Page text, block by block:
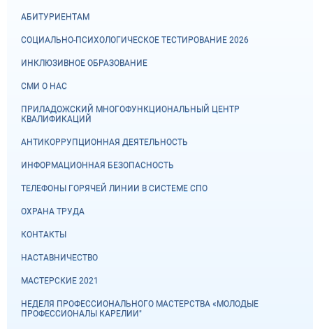
АБИТУРИЕНТАМ
СОЦИАЛЬНО-ПСИХОЛОГИЧЕСКОЕ ТЕСТИРОВАНИЕ 2026
ИНКЛЮЗИВНОЕ ОБРАЗОВАНИЕ
СМИ О НАС
ПРИЛАДОЖСКИЙ МНОГОФУНКЦИОНАЛЬНЫЙ ЦЕНТР
КВАЛИФИКАЦИЙ
АНТИКОРРУПЦИОННАЯ ДЕЯТЕЛЬНОСТЬ
ИНФОРМАЦИОННАЯ БЕЗОПАСНОСТЬ
ТЕЛЕФОНЫ ГОРЯЧЕЙ ЛИНИИ В СИСТЕМЕ СПО
ОХРАНА ТРУДА
КОНТАКТЫ
НАСТАВНИЧЕСТВО
МАСТЕРСКИЕ 2021
НЕДЕЛЯ ПРОФЕССИОНАЛЬНОГО МАСТЕРСТВА «МОЛОДЫЕ
ПРОФЕССИОНАЛЫ КАРЕЛИИ"